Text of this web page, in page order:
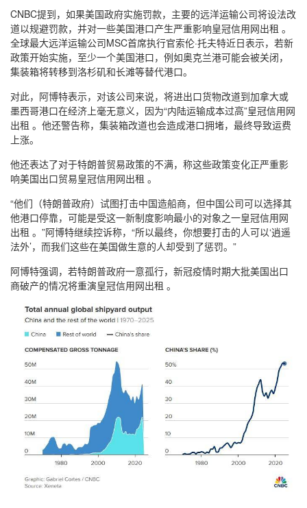
CNBC提到，如果美国政府实施罚款，主要的远洋运输公司将设法改
道以规避罚款，并对一些美国港口产生严重影响皇冠信用网出租 。
全球最大远洋运输公司MSC首席执行官索伦·托夫特近日表示，若新
政策开始实施，至少一个美国港口，例如奥克兰港可能会被关闭，
集装箱将转移到洛杉矶和长滩等替代港口。
对此，阿博特表示，对该公司来说，将进出口货物改道到加拿大或
墨西哥港口在经济上毫无意义，因为“内陆运输成本过高”皇冠信用网
出租 。他还警告称，集装箱改道也会造成港口拥堵，最终导致运费
上涨。
他还表达了对于特朗普贸易政策的不满，称这些政策变化正严重影
响美国出口贸易皇冠信用网出租 。
“他们（特朗普政府）试图打击中国造船商，但中国公司可以选择其
他港口停靠，可能是受这一新制度影响最小的对象之一皇冠信用网
出租 。”阿博特继续控诉称，“所以最终，你想要打击的人可以‘逍遥
法外’，而我们这些在美国做生意的人却受到了惩罚。”
阿博特强调，若特朗普政府一意孤行，新冠疫情时期大批美国出口
商破产的情况将重演皇冠信用网出租 。